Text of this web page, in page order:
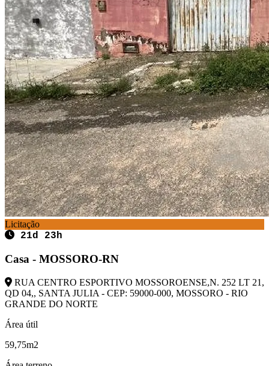
Licitação
21d 23h
Casa - MOSSORO-RN
RUA CENTRO ESPORTIVO MOSSOROENSE,N. 252 LT 21,
QD 04,, SANTA JULIA - CEP: 59000-000, MOSSORO - RIO
GRANDE DO NORTE
Área útil
59,75m2